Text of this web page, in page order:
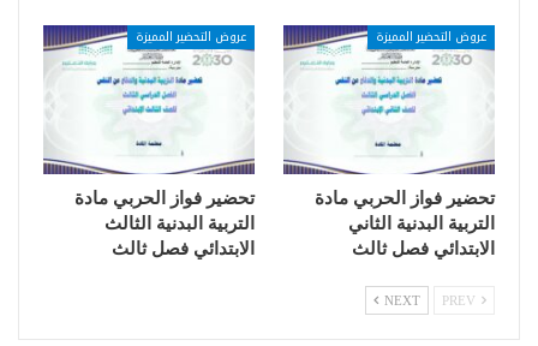
عروض التحضير المميزة
تحضير فواز الحربي مادة
التربية البدنية الثاني
الابتدائي فصل ثالث
عروض التحضير المميزة
تحضير فواز الحربي مادة
التربية البدنية الثالث
الابتدائي فصل ثالث
NEXT